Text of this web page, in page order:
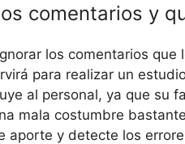
comentarios y
los comentarios
para realizar un
al personal, ya que su
mala costumbre
aporte y detecte los